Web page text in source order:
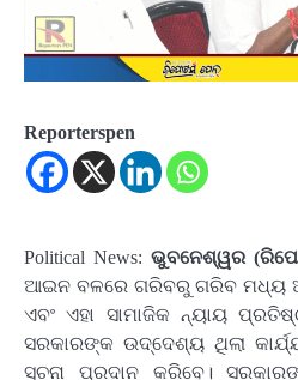
Reporterspen
Political News:ଭୁବନେଶ୍ୱର
ଆଇନ ବଳରେ ଗରିବରୁ ଗରିବ ମଧ୍ୟ
ଏବଂ ଏହା ସାମାଜିକ ନ୍ୟାୟ
ସରକାରଙ୍କ ଉଦ୍ଦେଶ୍ୟ ଥିଲା
ସୂଚନା ପ୍ରଦାନ କରିବେ।